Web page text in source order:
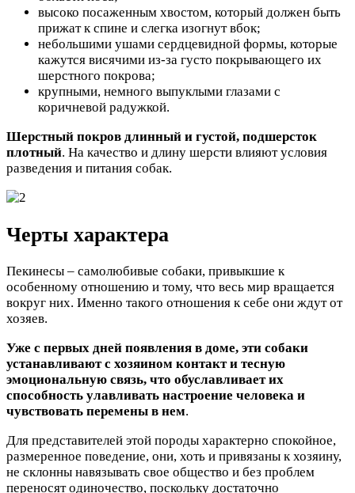
высоко посаженным хвостом, который должен быть
прижат к спине и слегка изогнут вбок;
небольшими ушами сердцевидной формы, которые
кажутся висячими из-за густо покрывающего их
шерстного покрова;
крупными, немного выпуклыми глазами с
коричневой радужкой.
Шерстный покров длинный и густой, подшерсток
плотный. На качество и длину шерсти влияют условия
разведения и питания собак.
Черты характера
Пекинесы – самолюбивые собаки, привыкшие к
особенному отношению и тому, что весь мир вращается
вокруг них. Именно такого отношения к себе они ждут от
хозяев.
Уже с первых дней появления в доме, эти собаки
устанавливают с хозяином контакт и тесную
эмоциональную связь, что обуславливает их
способность улавливать настроение человека и
чувствовать перемены в нем.
Для представителей этой породы характерно спокойное,
размеренное поведение, они, хоть и привязаны к хозяину,
не склонны навязывать свое общество и без проблем
переносят одиночество, поскольку достаточно